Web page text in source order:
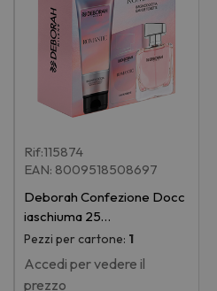
Rif:115874
EAN: 8009518508697
Deborah Confezione Docc
iaschiuma 25…
Pezzi per cartone: 1
Accedi per vedere il
prezzo